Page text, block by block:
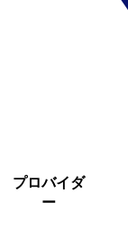
プロバイダ
ー